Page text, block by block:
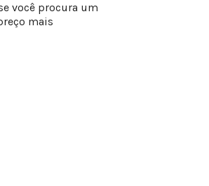
você procura um
mais